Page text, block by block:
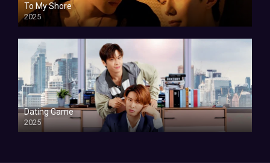
To My Shore
2025
Dating Game
2025